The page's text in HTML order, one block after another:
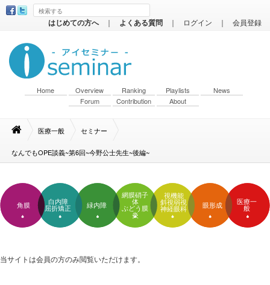
はじめての方へ ｜ よくある質問 ｜ ログイン ｜ 会員登録
Home Overview Ranking Playlists
News
Forum
Contribution About
医療一般 セミナー
なんでもOPE談義~第6回~今野公士先生~後編~
角膜
白内障
屈折矯正
緑内障
網膜硝子
体
ぶどう膜
炎
視機能
斜視弱視
神経眼科
眼形成
医療一
般
当サイトは会員の方のみ閲覧いただけます。